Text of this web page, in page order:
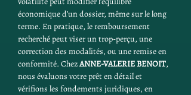
économique d’un dossier, même sur le long
terme. En pratique, le remboursement
recherché peut viser un trop-perçu, une
correction des modalités, ou une remise en
conformité. Chez ANNE-VALERIE BENOIT,
nous évaluons votre prêt en détail et
vérifions les fondements juridiques, en